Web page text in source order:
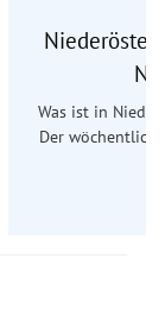
Was ist in
Der